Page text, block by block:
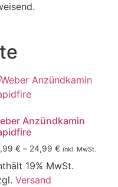
Anzündkamin
€ – 24,99 €Preisspanne:
19,99 €
bis
inkl. MwSt.
19% MwSt.
Versand